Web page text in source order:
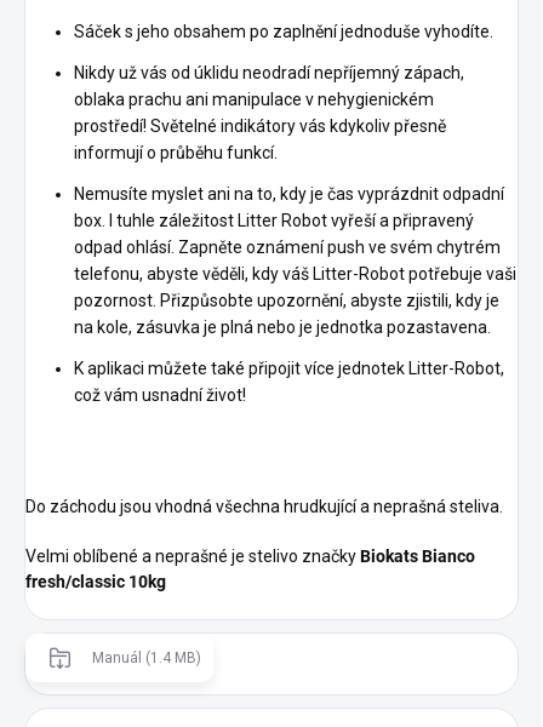
Sáček s jeho obsahem po zaplnění jednoduše vyhodíte.
Nikdy už vás od úklidu neodradí nepříjemný zápach,
oblaka prachu ani manipulace v nehygienickém
prostředí! Světelné indikátory vás kdykoliv přesně
informují o průběhu funkcí.
Nemusíte myslet ani na to, kdy je čas vyprázdnit odpadní
box. I tuhle záležitost Litter Robot vyřeší a připravený
odpad ohlásí. Zapněte oznámení push ve svém chytrém
telefonu, abyste věděli, kdy váš Litter-Robot potřebuje vaši
pozornost. Přizpůsobte upozornění, abyste zjistili, kdy je
na kole, zásuvka je plná nebo je jednotka pozastavena.
K aplikaci můžete také připojit více jednotek Litter-Robot,
což vám usnadní život!
Do záchodu jsou vhodná všechna hrudkující a neprašná steliva.
Velmi oblíbené a neprašné je stelivo značkyBiokats Bianco
fresh/classic 10kg
Manuál (1.4 MB)